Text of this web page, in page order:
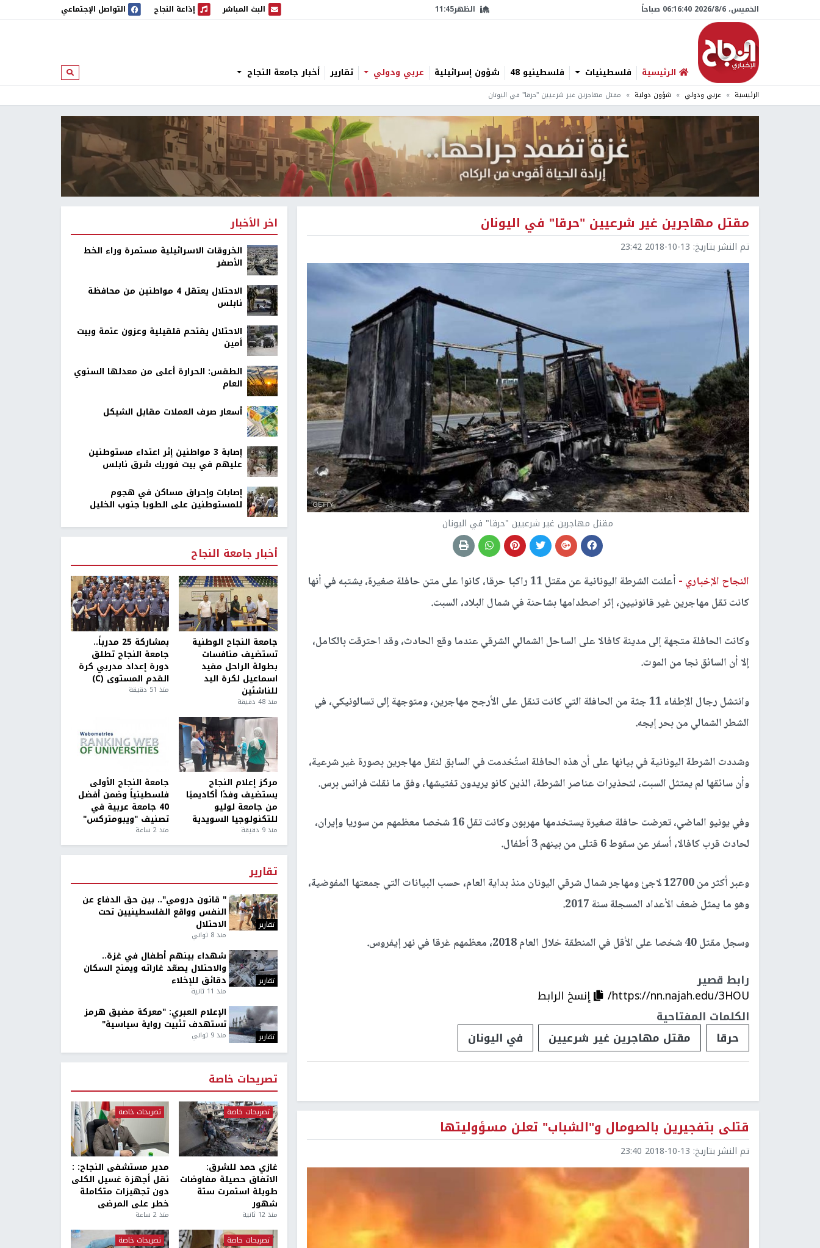
الخميس، 6/‏8/‏2026 06:16:41 صباحاً الظهر11:45 البث المباشر
البث المباشر إذاعة النجاح
إذاعة النجاح التواصل الإجتماعي
الرئيسية فلسطينيات فلسطينيو 48 شؤون إسرائيلية عربي ودولي تقارير أخبار جامعة النجاح ابحث
الرئيسية عربي ودولي شؤون دولية مقتل مهاجرين غير شرعيين "حرقا" في اليونان
مقتل مهاجرين غير شرعيين "حرقا" في اليونان
تم النشر بتاريخ: 2018-10-13 23:42
مقتل مهاجرين غير شرعيين "حرقا" في اليونان
النجاح الإخباري -
أعلنت الشرطة اليونانية عن مقتل 11 راكبا حرقا، كانوا على متن حافلة صغيرة، يشتبه في أنها
كانت تقل مهاجرين غير قانونيين، إثر اصطدامها بشاحنة في شمال البلاد، السبت.
وكانت الحافلة متجهة إلى مدينة كافالا على الساحل الشمالي الشرقي عندما وقع الحادث، وقد احترقت بالكامل،
إلا أن السائق نجا من الموت.
وانتشل رجال الإطفاء 11 جثة من الحافلة التي كانت تنقل على الأرجح مهاجرين، ومتوجهة إلى تسالونيكي، في
الشطر الشمالي من بحر إيجه.
وشددت الشرطة اليونانية في بيانها على أن هذه الحافلة استُخدمت في السابق لنقل مهاجرين بصورة غير شرعية،
وأن سائقها لم يمتثل السبت، لتحذيرات عناصر الشرطة، الذين كانو يريدون تفتيشها، وفق ما نقلت فرانس برس.
وفي يونيو الماضي، تعرضت حافلة صغيرة يستخدمها مهربون وكانت تقل 16 شخصا معظمهم من سوريا وإيران،
لحادث قرب كافالا، أسفر عن سقوط 6 قتلى من بينهم 3 أطفال.
وعبر أكثر من 12700 لاجئ ومهاجر شمال شرقي اليونان منذ بداية العام، حسب البيانات التي جمعتها المفوضية،
وهو ما يمثل ضعف الأعداد المسجلة سنة 2017.
وسجل مقتل 40 شخصا على الأقل في المنطقة خلال العام 2018، معظمهم غرقا في نهر إيفروس.
رابط قصير
https://nn.najah.edu/3HOU/
إنسخ الرابط
الكلمات المفتاحية
حرقا
مقتل مهاجرين غير شرعيين في اليونان
قتلى بتفجيرين بالصومال و"الشباب" تعلن مسؤوليتها
تم النشر بتاريخ: 2018-10-13 23:40
اخر الأخبار
الخروقات الاسرائيلية مستمرة وراء الخط
الأصفر
الاحتلال يعتقل 4 مواطنين من محافظة
نابلس
الاحتلال يقتحم قلقيلية وعزون عتمة وبيت
أمين
الطقس: الحرارة أعلى من معدلها السنوي
العام
أسعار صرف العملات مقابل الشيكل
إصابة 3 مواطنين إثر اعتداء مستوطنين
عليهم في بيت فوريك شرق نابلس
إصابات وإحراق مساكن في هجوم
للمستوطنين على الطوبا جنوب الخليل
أخبار جامعة النجاح
جامعة النجاح الوطنية
تستضيف منافسات
بطولة الراحل مفيد
اسماعيل لكرة اليد
للناشئين
منذ 48 دقيقة
بمشاركة 25 مدرباً..
جامعة النجاح تطلق
دورة إعداد مدربي كرة
القدم المستوى (C)
منذ 51 دقيقة
مركز إعلام النجاح
يستضيف وفدًا أكاديميًا
من جامعة لوليو
للتكنولوجيا السويدية
منذ 9 دقيقة
جامعة النجاح الأولى
فلسطينياً وضمن أفضل
40 جامعة عربية في
تصنيف "ويبومتركس"
منذ 2 ساعة
تقارير
تقارير
" قانون درومي".. بين حق الدفاع عن
النفس وواقع الفلسطينيين تحت
الاحتلال
منذ 8 ثواني
تقارير
شهداء بينهم أطفال في غزة..
والاحتلال يصعّد غاراته ويمنح السكان
دقائق للإخلاء
منذ 11 ثانية
تقارير
الإعلام العبري: "معركة مضيق هرمز
تستهدف تثبيت رواية سياسية"
منذ 9 ثواني
تصريحات خاصة
تصريحات خاصة
غازي حمد للشرق:
الاتفاق حصيلة مفاوضات
طويلة استمرت ستة
شهور
منذ 12 ثانية
تصريحات خاصة
مدير مستشفى النجاح: :
نقل أجهزة غسيل الكلى
دون تجهيزات متكاملة
خطر على المرضى
منذ 2 ساعة
تصريحات خاصة تصريحات خاصة